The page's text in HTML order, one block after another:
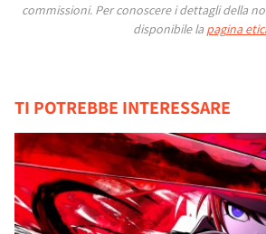
commissioni. Per conoscere i dettagli della
disponibile la pagina
TI POTREBBE INTERESSARE